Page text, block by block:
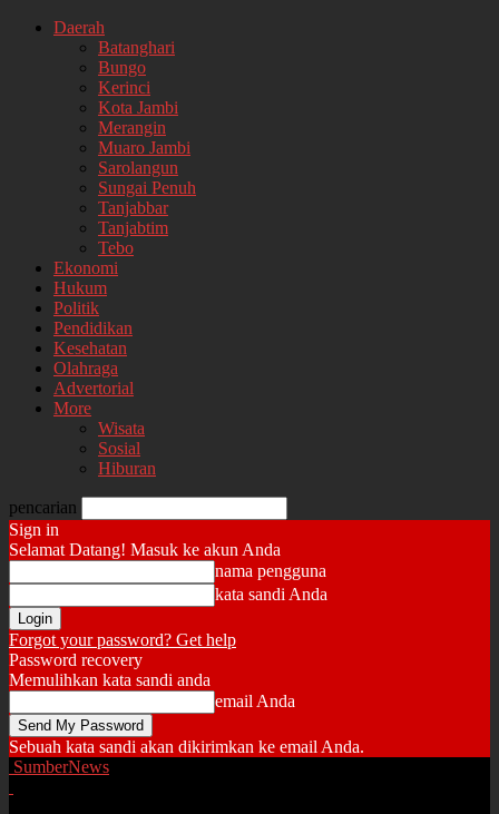
Daerah
Batanghari
Bungo
Kerinci
Kota Jambi
Merangin
Muaro Jambi
Sarolangun
Sungai Penuh
Tanjabbar
Tanjabtim
Tebo
Ekonomi
Hukum
Politik
Pendidikan
Kesehatan
Olahraga
Advertorial
More
Wisata
Sosial
Hiburan
pencarian
Sign in
Selamat Datang! Masuk ke akun Anda
nama pengguna
kata sandi Anda
Forgot your password? Get help
Password recovery
Memulihkan kata sandi anda
email Anda
Sebuah kata sandi akan dikirimkan ke email Anda.
SumberNews